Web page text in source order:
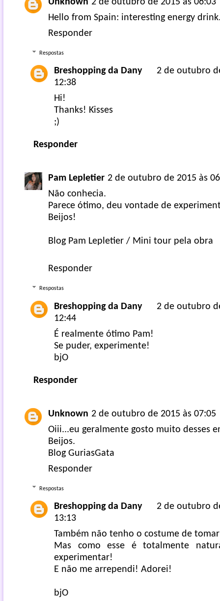
Unknown 2 de outubro de 2015 às 06:03
Hello from Spain: interesting energy
Responder
Respostas
Breshopping da Dany
2 de outubro
12:38
Hi!
Thanks! Kisses
;)
Responder
Pam Lepletier 2 de outubro de 2015 às
Não conhecia.
Parece ótimo, deu vontade de
Beijos!
Blog Pam Lepletier / Mini tour pela obra
Responder
Respostas
Breshopping da Dany
2 de outubro
12:44
É realmente ótimo Pam!
Se puder, experimente!
bjO
Responder
Unknown 2 de outubro de 2015 às 07:05
Oiii...eu geralmente gosto muito desses
Beijos.
Blog GuriasGata
Responder
Respostas
Breshopping da Dany
2 de outubro
13:13
Também não tenho o costume de
Mas como esse é totalmente
experimentar!
E não me arrependi! Adorei!
bjO